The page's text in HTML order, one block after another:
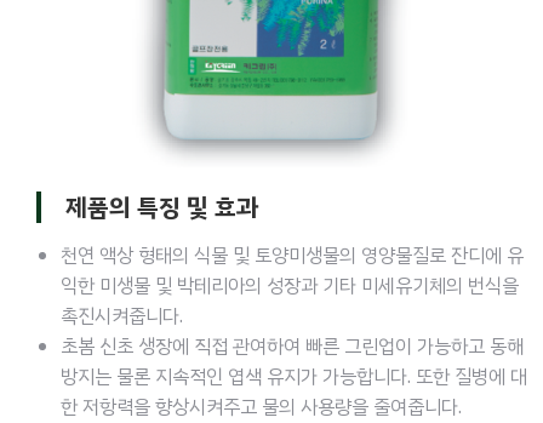
제품의 특징 및 효과
천연 액상 형태의 식물 및 토양미생물의 영양물질로 잔디에 유
익한 미생물 및 박테리아의 성장과 기타 미세유기체의 번식을
촉진시켜줍니다.
초봄 신초 생장에 직접 관여하여 빠른 그린업이 가능하고 동해
방지는 물론 지속적인 엽색 유지가 가능합니다. 또한 질병에 대
한 저항력을 향상시켜주고 물의 사용량을 줄여줍니다.